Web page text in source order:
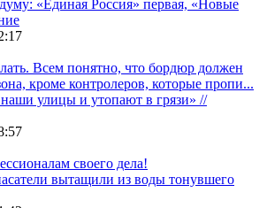
«Единая Россия» первая, «Новые
Всем понятно, что бордюр должен
кроме контролеров, которые пропи...
улицы и утопают в грязи» //
своего дела!
вытащили из воды тонувшего